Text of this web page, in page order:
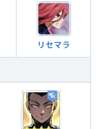
リセマラ